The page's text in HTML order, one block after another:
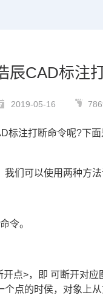
辰CAD标注
2019-05-16
标注打断命令呢?下
我们可以使用两种方
令。
点>，即 可断开对
点的时侯，对象上